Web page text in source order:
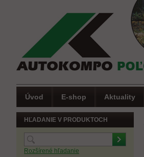
HĽADANIE V PRODUKTOCH
Rozšírené hľadanie
Úvod E-shop Aktuality